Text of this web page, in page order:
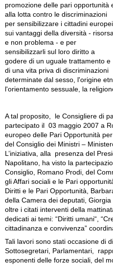
promozione delle pari opportunità
alla lotta contro le discriminazioni
per sensibilizzare i cittadini europei
sui vantaggi della diversità -
e non problema - e per
sensibilizzarli sul loro diritto a
godere di un uguale trattamento e
di una vita priva di discriminazioni
determinate dal sesso, l'origine
l'orientamento sessuale, la
A tal proposito, le Consigliere di
partecipato il 03 maggio 2007 a
europeo delle Pari Opportunità
del Consiglio dei Ministri –
L’iniziativa, alla presenza del
Napolitano, ha visto la
Consiglio, Romano Prodi, del
gli Affari sociali e le Pari
Diritti e le Pari Opportunità,
della Camera dei deputati,
oltre i citati interventi della
dedicati ai temi: “Diritti umani“,
cittadinanza e convivenza”
Tali lavori sono stati occasione di
Sottosegretari, Parlamentari,
esponenti delle forze sociali, del